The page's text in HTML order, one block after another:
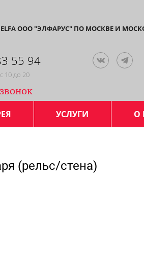
ООО "ЭЛФАРУС" ПО МОСКВЕ И
55 94
10 до 20
УСЛУГИ О
(рельс/стена)